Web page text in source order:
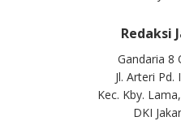
Redaksi
Gandaria 8
Jl. Arteri Pd.
Kec. Kby.
DKI